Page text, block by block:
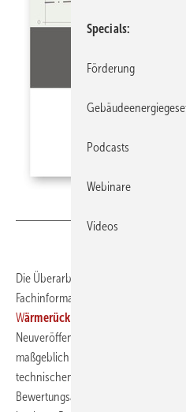
Die Überarbeitung der kostenfreien
Fachinformation
Wärmerückgewinnung
Neuveröffentlichung der DIN/TS
maßgeblich die energetische
technischen Anlagen vorgibt. Sie
Bewertungsansätze der
Specials
Förderung
Podcasts
Webinare
Videos